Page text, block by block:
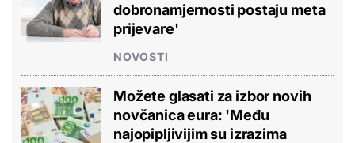
dobronamjernosti postaju meta
prijevare'
NOVOSTI
Možete glasati za izbor novih
novčanica eura: 'Među
najopipljivijim su izrazima